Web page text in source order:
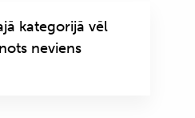
kategorijā vēl
neviens